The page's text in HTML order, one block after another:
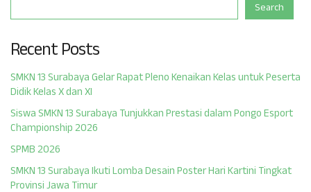
Search
Recent Posts
SMKN 13 Surabaya Gelar Rapat Pleno Kenaikan Kelas untuk Peserta
Didik Kelas X dan XI
Siswa SMKN 13 Surabaya Tunjukkan Prestasi dalam Pongo Esport
Championship 2026
SPMB 2026
SMKN 13 Surabaya Ikuti Lomba Desain Poster Hari Kartini Tingkat
Provinsi Jawa Timur